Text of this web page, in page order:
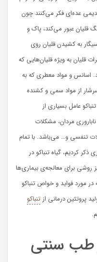
عده‌ای فکر می‌کنند چون
قلیان عبور می‌کند، پاک و
به کشیدن قلیان روی
قلیان به ویژه قلیان‌هایی که
اسانس و مواد معطری که به
از مواد سمی و کشنده
عامل بسیاری از
مردان، مشکلات
تنفسی و… می‌باشد. با تمام
کردیم، گیاه تنباکو در
روشی برای معالجه‌ی بیماری‌ها
مورد فواید و خواص تنباکو
پروتئین درمانی ازتنباکو